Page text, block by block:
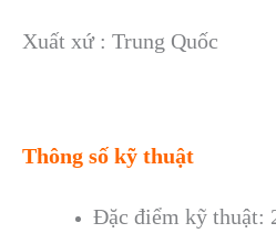
Xuất xứ : Trung Quốc
Thông số kỹ thuật
Đặc điểm kỹ thuật: